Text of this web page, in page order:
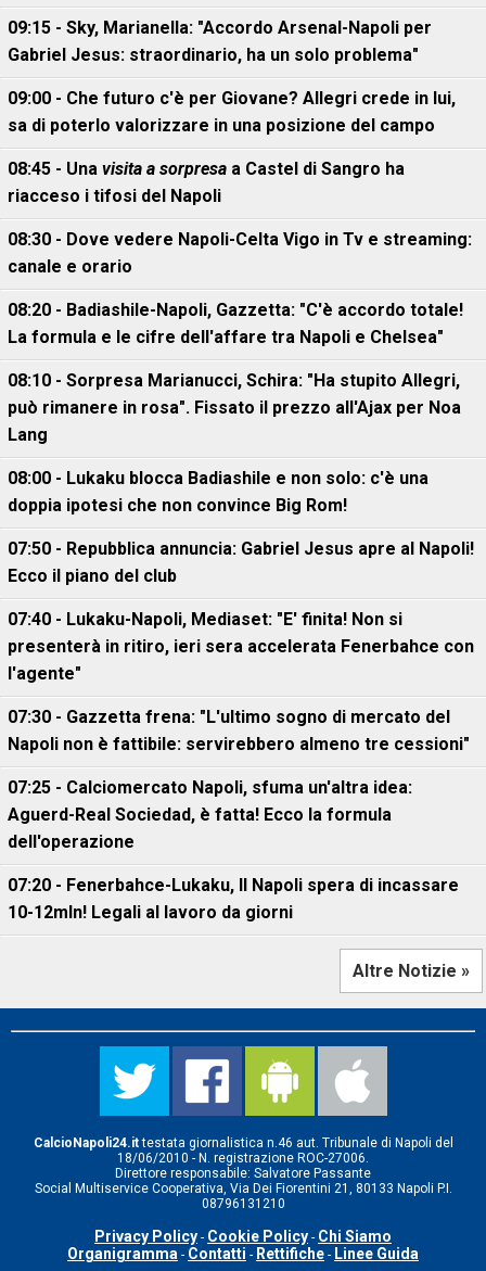
09:15 - Sky, Marianella: "Accordo Arsenal-Napoli per
Gabriel Jesus: straordinario, ha un solo problema"
09:00 - Che futuro c'è per Giovane? Allegri crede in lui,
sa di poterlo valorizzare in una posizione del campo
08:45 - Una visita a sorpresa a Castel di Sangro ha
riacceso i tifosi del Napoli
08:30 - Dove vedere Napoli-Celta Vigo in Tv e streaming:
canale e orario
08:20 - Badiashile-Napoli, Gazzetta: "C'è accordo totale!
La formula e le cifre dell'affare tra Napoli e Chelsea"
08:10 - Sorpresa Marianucci, Schira: "Ha stupito Allegri,
può rimanere in rosa". Fissato il prezzo all'Ajax per Noa
Lang
08:00 - Lukaku blocca Badiashile e non solo: c'è una
doppia ipotesi che non convince Big Rom!
07:50 - Repubblica annuncia: Gabriel Jesus apre al Napoli!
Ecco il piano del club
07:40 - Lukaku-Napoli, Mediaset: "E' finita! Non si
presenterà in ritiro, ieri sera accelerata Fenerbahce con
l'agente"
07:30 - Gazzetta frena: "L'ultimo sogno di mercato del
Napoli non è fattibile: servirebbero almeno tre cessioni"
07:25 - Calciomercato Napoli, sfuma un'altra idea:
Aguerd-Real Sociedad, è fatta! Ecco la formula
dell'operazione
07:20 - Fenerbahce-Lukaku, ll Napoli spera di incassare
10-12mln! Legali al lavoro da giorni
Altre Notizie »
CalcioNapoli24.ittestata giornalistica n.46 aut. Tribunale di Napoli del
18/06/2010 - N. registrazione ROC-27006.
Direttore responsabile: Salvatore Passante
Social Multiservice Cooperativa, Via Dei Fiorentini 21, 80133 Napoli P.I.
08796131210
Privacy Policy - Cookie Policy - Chi Siamo
Organigramma - Contatti - Rettifiche - Linee Guida